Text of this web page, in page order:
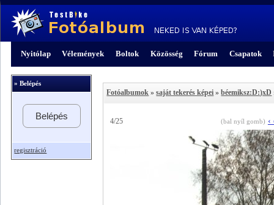
Nyitólap Vélemények Boltok Közösség Fórum Csapatok
» Belépés
Belépés
regisztráció
Fotóalbumok »saját tekerés képei »béemiksz:D:)xD
4/25 (bal nyíl gomb) ‹